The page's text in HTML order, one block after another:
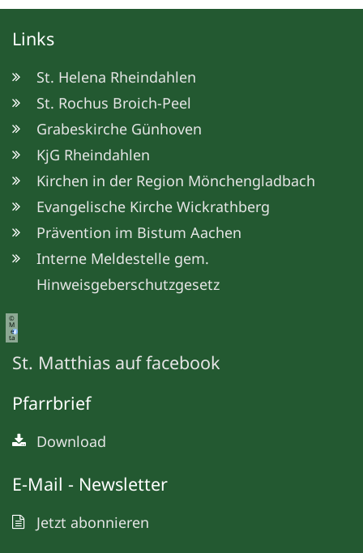
Links
St. Helena Rheindahlen
St. Rochus Broich-Peel
Grabeskirche Günhoven
KjG Rheindahlen
Kirchen in der Region Mönchengladbach
Evangelische Kirche Wickrathberg
Prävention im Bistum Aachen
Interne Meldestelle gem.
Hinweisgeberschutzgesetz
©
M
e
ta
St. Matthias auf facebook
Pfarrbrief
Download
E-Mail - Newsletter
Jetzt abonnieren